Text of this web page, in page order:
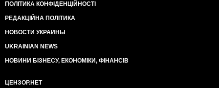
ПОЛІТИКА КОНФІДЕНЦІЙНОСТІ
РЕДАКЦІЙНА ПОЛІТИКА
НОВОСТИ УКРАИНЫ
UKRAINIAN NEWS
НОВИНИ БІЗНЕСУ, ЕКОНОМІКИ, ФІНАНСІВ
ЦЕНЗОР.НЕТ